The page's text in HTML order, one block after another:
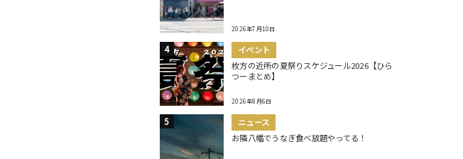
2026年7月10日
イベント
枚方の近所の夏祭りスケジュール2026【ひら
つーまとめ】
2026年8月6日
ニュース
お隣八幡でうなぎ食べ放題やってる！